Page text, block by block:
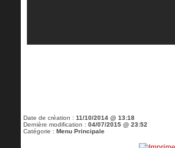
Date de création : 11/10/2014 @ 13:18
Dernière modification : 04/07/2015 @ 23:52
Catégorie : Menu Principale